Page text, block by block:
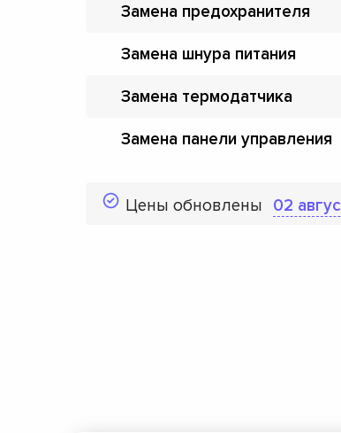
Замена предохранителя
Замена шнура питания
Замена термодатчика
Замена панели управления
Цены обновлены 02